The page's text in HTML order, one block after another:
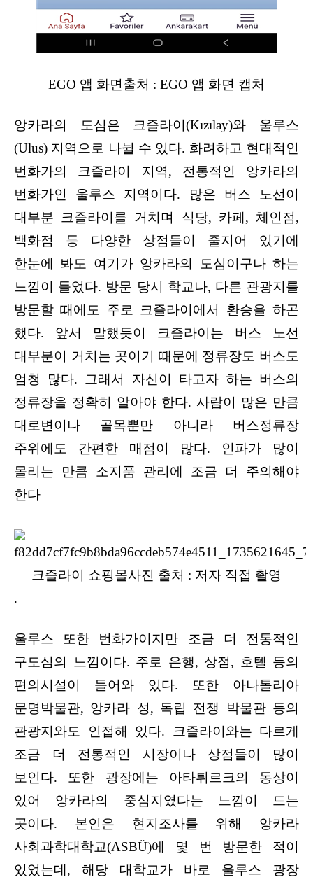
EGO 앱 화면출처 : EGO 앱 화면 캡처
앙카라의 도심은 크즐라이(Kızılay)와 울루스
(Ulus) 지역으로 나뉠 수 있다. 화려하고 현대적인
번화가의 크즐라이 지역, 전통적인 앙카라의
번화가인 울루스 지역이다. 많은 버스 노선이
대부분 크즐라이를 거치며 식당, 카페, 체인점,
백화점 등 다양한 상점들이 줄지어 있기에
한눈에 봐도 여기가 앙카라의 도심이구나 하는
느낌이 들었다. 방문 당시 학교나, 다른 관광지를
방문할 때에도 주로 크즐라이에서 환승을 하곤
했다. 앞서 말했듯이 크즐라이는 버스 노선
대부분이 거치는 곳이기 때문에 정류장도 버스도
엄청 많다. 그래서 자신이 타고자 하는 버스의
정류장을 정확히 알아야 한다. 사람이 많은 만큼
대로변이나 골목뿐만 아니라 버스정류장
주위에도 간편한 매점이 많다. 인파가 많이
몰리는 만큼 소지품 관리에 조금 더 주의해야
한다
크즐라이 쇼핑몰사진 출처 : 저자 직접 촬영
.
울루스 또한 번화가이지만 조금 더 전통적인
구도심의 느낌이다. 주로 은행, 상점, 호텔 등의
편의시설이 들어와 있다. 또한 아나톨리아
문명박물관, 앙카라 성, 독립 전쟁 박물관 등의
관광지와도 인접해 있다. 크즐라이와는 다르게
조금 더 전통적인 시장이나 상점들이 많이
보인다. 또한 광장에는 아타튀르크의 동상이
있어 앙카라의 중심지였다는 느낌이 드는
곳이다. 본인은 현지조사를 위해 앙카라
사회과학대학교(ASBÜ)에 몇 번 방문한 적이
있었는데, 해당 대학교가 바로 울루스 광장